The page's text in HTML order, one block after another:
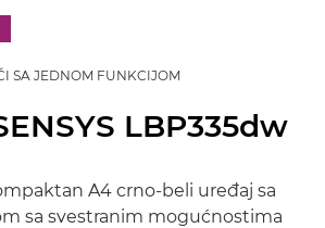
SA JEDNOM FUNKCIJOM
LBP335dw
A4 crno-beli uređaj sa
sa svestranim mogućnostima